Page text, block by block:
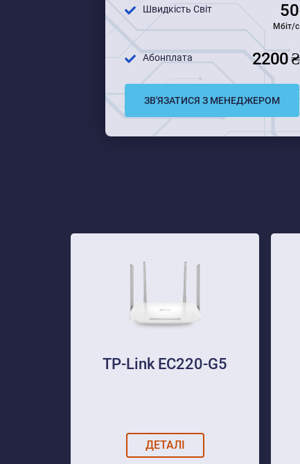
Швидкість Світ 50
Мбіт/с
Абонплата 2200 ₴
ЗВ'ЯЗАТИСЯ З МЕНЕДЖЕРОМ
TP-Link EC220-G5
ДЕТАЛІ